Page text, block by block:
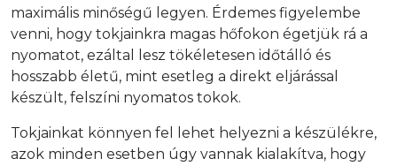
maximális minőségű legyen. Érdemes figyelembe
venni, hogy tokjainkra magas hőfokon égetjük rá a
nyomatot, ezáltal lesz tökéletesen időtálló és
hosszabb életű, mint esetleg a direkt eljárással
készült, felszíni nyomatos tokok.
Tokjainkat könnyen fel lehet helyezni a készülékre,
azok minden esetben úgy vannak kialakítva, hogy